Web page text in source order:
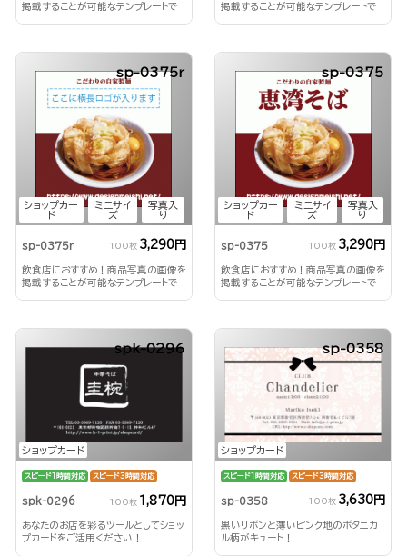
掲載することが可能なテンプレートで
掲載することが可能なテンプレートで
ショップカー
ド
ミニサイ
ズ
写真入
り
sp-0375r
sp-0375r 100枚 3,290円
飲食店におすすめ！商品写真の画像を
掲載することが可能なテンプレートで
ショップカー
ド
ミニサイ
ズ
写真入
り
sp-0375
sp-0375 100枚 3,290円
飲食店におすすめ！商品写真の画像を
掲載することが可能なテンプレートで
ショップカード
spk-0296
スピード1時間対応 スピード3時間対応
spk-0296 100枚 1,870円
あなたのお店を彩るツールとしてショッ
プカードをご活用ください！
ショップカード
sp-0358
スピード1時間対応 スピード3時間対応
sp-0358 100枚 3,630円
黒いリボンと薄いピンク地のボタニカ
ル柄がキュート！